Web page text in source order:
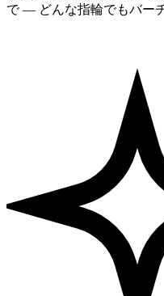
で — どんな指輪でもバー